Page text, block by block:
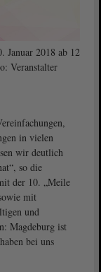
Januar 2018 ab 12
Veranstalter
in vielen
wir deutlich
so die
der 10. „Meile
mit
und
Magdeburg ist
bei uns